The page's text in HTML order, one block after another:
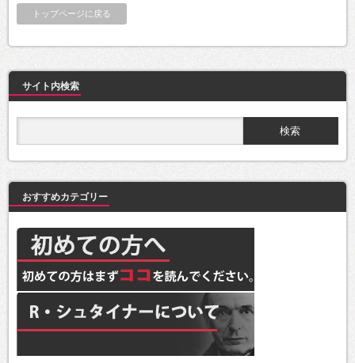
トップページに戻る
サイト内検索
おすすめカテゴリー